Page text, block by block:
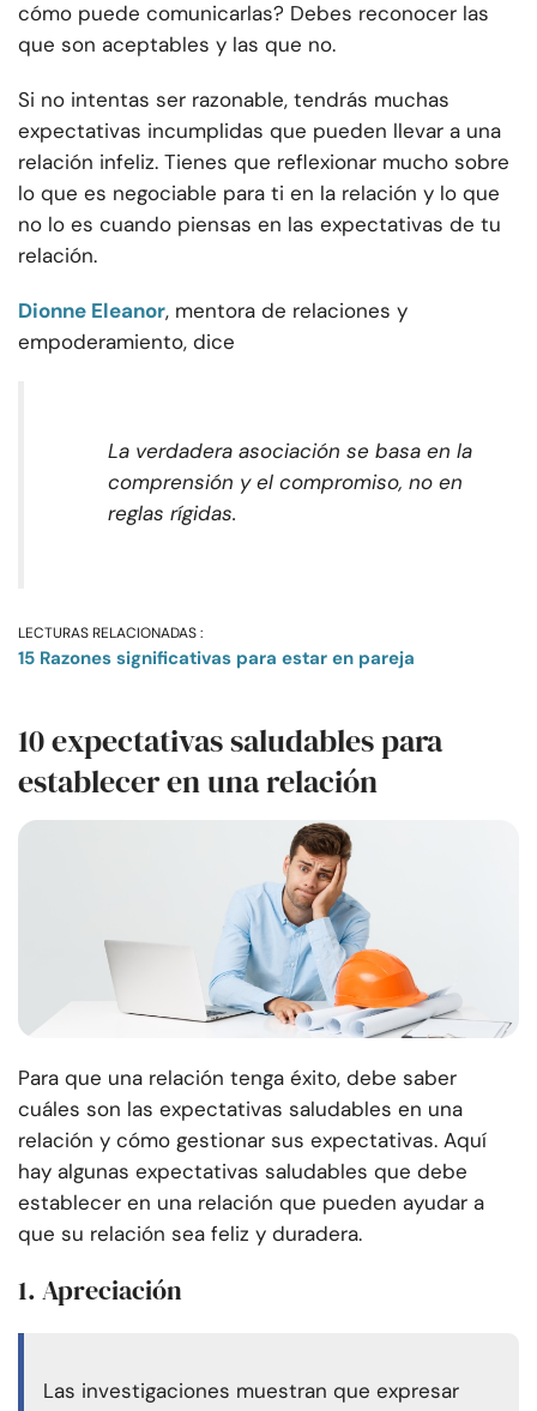
cómo puede comunicarlas? Debes reconocer las
que son aceptables y las que no.
Si no intentas ser razonable, tendrás muchas
expectativas incumplidas que pueden llevar a una
relación infeliz. Tienes que reflexionar mucho sobre
lo que es negociable para ti en la relación y lo que
no lo es cuando piensas en las expectativas de tu
relación.
Dionne Eleanor, mentora de relaciones y
empoderamiento, dice
La verdadera asociación se basa en la
comprensión y el compromiso, no en
reglas rígidas.
LECTURAS RELACIONADAS :
15 Razones significativas para estar en pareja
10 expectativas saludables para
establecer en una relación
Para que una relación tenga éxito, debe saber
cuáles son las expectativas saludables en una
relación y cómo gestionar sus expectativas. Aquí
hay algunas expectativas saludables que debe
establecer en una relación que pueden ayudar a
que su relación sea feliz y duradera.
1. Apreciación
Las investigaciones muestran que expresar